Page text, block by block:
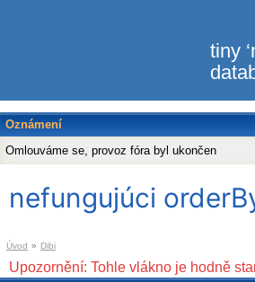
tiny
Oznámení
Omlouváme se, provoz fóra byl ukončen
nefungujúci
Úvod » Dibi
Upozornění: Tohle vlákno je hodně